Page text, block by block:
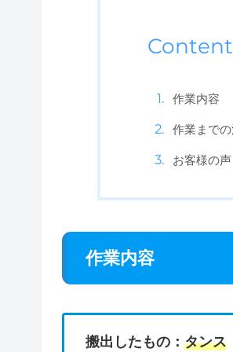
作業内容
作業まで
お客様の声
作業内容
搬出したもの： タンス